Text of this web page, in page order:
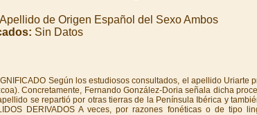
de Origen Español del Sexo Ambos
Sin Datos
Según los estudiosos consultados, el apellido Uriarte
Concretamente, Fernando González-Doria señala dicha
se repartió por otras tierras de la Península Ibérica y
DERIVADOS A veces, por razones fonéticas o de tipo